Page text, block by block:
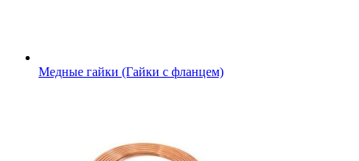
Медные гайки (Гайки с фланцем)